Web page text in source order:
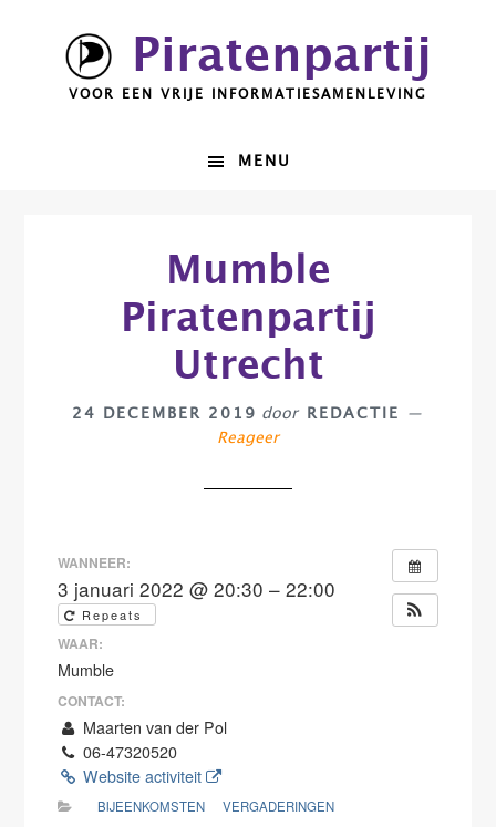
hoofdnavigatie
Piratenpartij
VOOR EEN VRIJE INFORMATIESAMENLEVING
MENU
Mumble
Piratenpartij
Utrecht
24 DECEMBER 2019 door
REDACTIE
Reageer
WANNEER:
3 januari 2022 @ 20:30 – 22:00
Repeats
WAAR:
Mumble
CONTACT:
Maarten van der Pol
06-47320520
Website activiteit
BIJEENKOMSTEN VERGADERINGEN